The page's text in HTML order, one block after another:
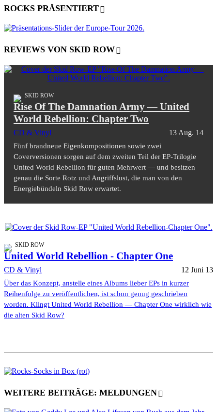
ROCKS PRÄSENTIERT
REVIEWS VON SKID ROW
SKID ROW
Rise Of The Damnation Army — United
World Rebellion: Chapter Two
CD & Vinyl 13 Aug. 14
Fünf brandneue Eigenkompositionen sowie zwei
Coverversionen sorgen auf dem zweiten Teil der EP-Trilogie
United World Rebellion für guten Mehrwert — und besitzen
genau die Sorte Rotz und Angriffslust, die man von den
Energiebündeln Skid Row erwartet.
SKID ROW
United World Rebellion - Chapter One
CD & Vinyl 12 Juni 13
Über das Konzept, anstelle eines Albums lieber EPs in kurzer
Reihenfolge zu veröffentlichen, ist schon genug geschrieben
worden. Klingt United World Rebellion — Chapter One wirklich wie
die alten Skid Row?
WEITERE BEITRÄGE: MELDUNGEN